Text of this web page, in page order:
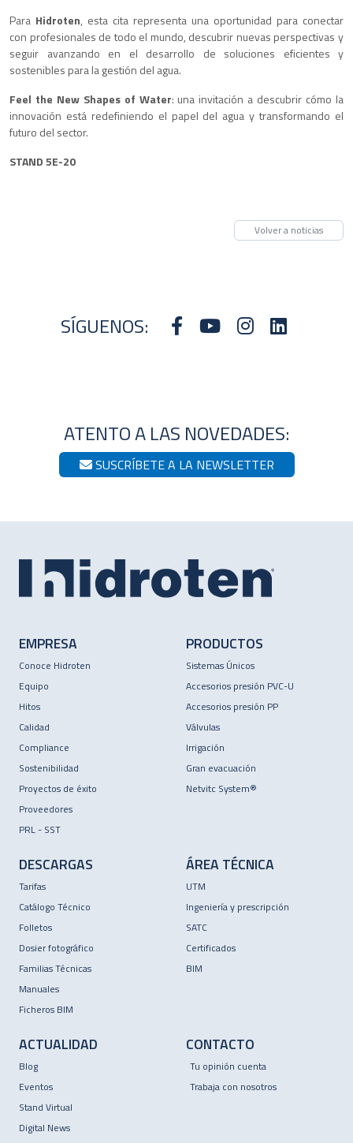
Para Hidroten, esta cita representa una oportunidad para conectar
con profesionales de todo el mundo, descubrir nuevas perspectivas y
seguir avanzando en el desarrollo de soluciones eficientes y
sostenibles para la gestión del agua.
Feel the New Shapes of Water: una invitación a descubrir cómo la
innovación está redefiniendo el papel del agua y transformando el
futuro del sector.
STAND 5E-20
Volver a noticias
SÍGUENOS:
ATENTO A LAS NOVEDADES:
SUSCRÍBETE A LA NEWSLETTER
EMPRESA
Conoce Hidroten
Equipo
Hitos
Calidad
Compliance
Sostenibilidad
Proyectos de éxito
Proveedores
PRL - SST
PRODUCTOS
Sistemas Únicos
Accesorios presión PVC-U
Accesorios presión PP
Válvulas
Irrigación
Gran evacuación
Netvitc System®
DESCARGAS
Tarifas
Catálogo Técnico
Folletos
Dosier fotográfico
Familias Técnicas
Manuales
Ficheros BIM
ÁREA TÉCNICA
UTM
Ingeniería y prescripción
SATC
Certificados
BIM
ACTUALIDAD
Blog
Eventos
Stand Virtual
Digital News
CONTACTO
Tu opinión cuenta
Trabaja con nosotros